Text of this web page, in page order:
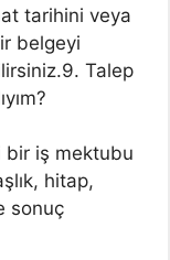
tarihini veya
belgeyi
Talep
bir iş mektubu
hitap,
sonuç